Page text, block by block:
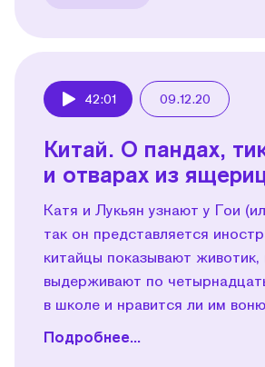
42:01 09.12.20
Китай. О пандах,
и отварах из
Катя и Лукьян узнают у Гои
так он представляется
китайцы показывают животик,
выдерживают по
в школе и нравится ли им
Подробнее...